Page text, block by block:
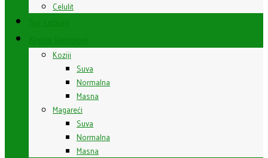
Celulit
Koziji
Suva
Normalna
Masna
Magareći
Suva
Normalna
Masna